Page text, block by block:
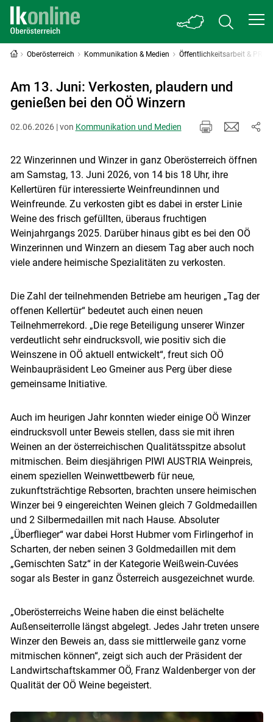
Skip to main content
Oberösterreich Kommunikation & Medien Öffentlichkeitsarbeit & PR
Am 13. Juni: Verkosten, plaudern und
genießen bei den OÖ Winzern
02.06.2026 | von Kommunikation und Medien
22 Winzerinnen und Winzer in ganz Oberösterreich öffnen
am Samstag, 13. Juni 2026, von 14 bis 18 Uhr, ihre
Kellertüren für interessierte Weinfreundinnen und
Weinfreunde. Zu verkosten gibt es dabei in erster Linie
Weine des frisch gefüllten, überaus fruchtigen
Weinjahrgangs 2025. Darüber hinaus gibt es bei den OÖ
Winzerinnen und Winzern an diesem Tag aber auch noch
viele andere heimische Spezialitäten zu verkosten.
Die Zahl der teilnehmenden Betriebe am heurigen „Tag der
offenen Kellertür“ bedeutet auch einen neuen
Teilnehmerrekord. „Die rege Beteiligung unserer Winzer
verdeutlicht sehr eindrucksvoll, wie positiv sich die
Weinszene in OÖ aktuell entwickelt“, freut sich OÖ
Weinbaupräsident Leo Gmeiner aus Perg über diese
gemeinsame Initiative.
Auch im heurigen Jahr konnten wieder einige OÖ Winzer
eindrucksvoll unter Beweis stellen, dass sie mit ihren
Weinen an der österreichischen Qualitätsspitze absolut
mitmischen. Beim diesjährigen PIWI AUSTRIA Weinpreis,
einem speziellen Weinwettbewerb für neue,
zukunftsträchtige Rebsorten, brachten unsere heimischen
Winzer bei 9 eingereichten Weinen gleich 7 Goldmedaillen
und 2 Silbermedaillen mit nach Hause. Absoluter
„Überflieger“ war dabei Horst Hubmer vom Firlingerhof in
Scharten, der neben seinen 3 Goldmedaillen mit dem
„Gemischten Satz“ in der Kategorie Weißwein-Cuvées
sogar als Bester in ganz Österreich ausgezeichnet wurde.
„Oberösterreichs Weine haben die einst belächelte
Außenseiterrolle längst abgelegt. Jedes Jahr treten unsere
Winzer den Beweis an, dass sie mittlerweile ganz vorne
mitmischen können“, zeigt sich auch der Präsident der
Landwirtschaftskammer OÖ, Franz Waldenberger von der
Qualität der OÖ Weine begeistert.